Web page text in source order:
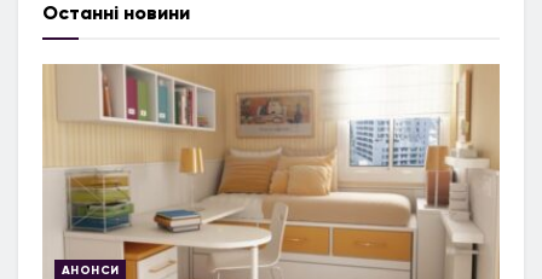
Останні новини
АНОНСИ